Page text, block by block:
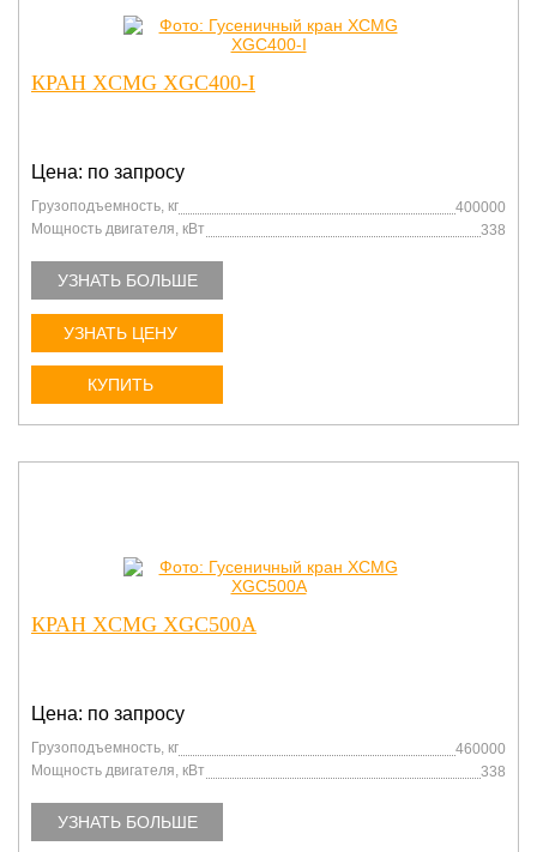
КРАН XCMG XGC400-I
Цена: по запросу
Грузоподъемность, кг
400000
Мощность двигателя, кВт
338
УЗНАТЬ БОЛЬШЕ
УЗНАТЬ ЦЕНУ
КУПИТЬ
КРАН XCMG XGC500A
Цена: по запросу
Грузоподъемность, кг
460000
Мощность двигателя, кВт
338
УЗНАТЬ БОЛЬШЕ